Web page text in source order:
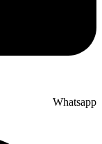
Whatsapp